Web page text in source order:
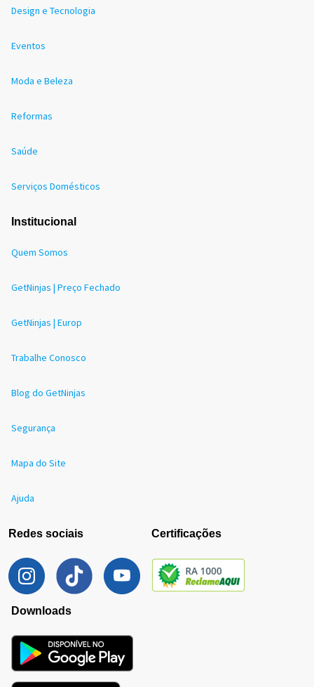
Design e Tecnologia
Eventos
Moda e Beleza
Reformas
Saúde
Serviços Domésticos
Institucional
Quem Somos
GetNinjas | Preço Fechado
GetNinjas | Europ
Trabalhe Conosco
Blog do GetNinjas
Segurança
Mapa do Site
Ajuda
Redes sociais Certificações
Downloads